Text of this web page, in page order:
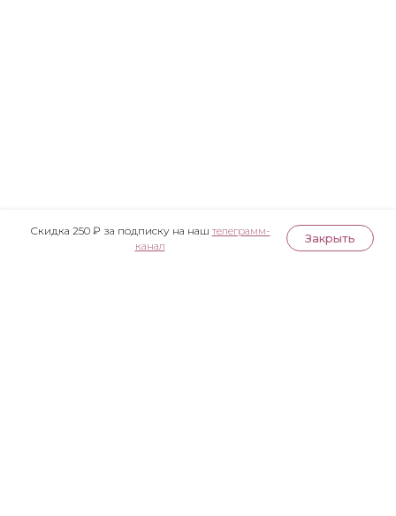
Скидка 250 ₽ за подписку на наш телеграмм-
канал
Закрыть